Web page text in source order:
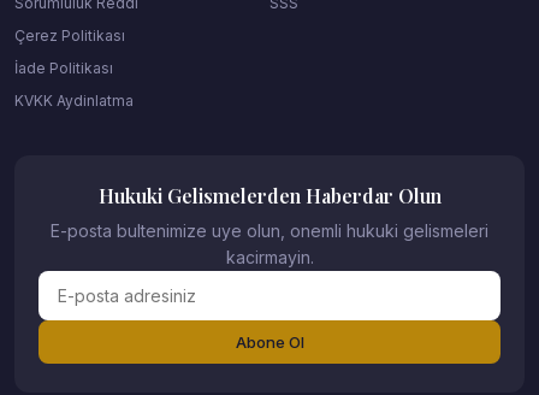
Çerez Politikası
İade Politikası
KVKK Aydinlatma
Hukuki Gelismelerden Haberdar Olun
E-posta bultenimize uye olun, onemli hukuki gelismeleri
kacirmayin.
Abone Ol